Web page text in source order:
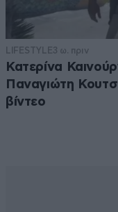
LIFESTYLE3 ω. πριν
Κατερίνα
Παναγιώτη
βίντεο